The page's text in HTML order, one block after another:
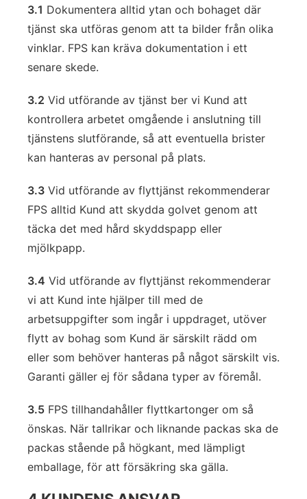
3.1 Dokumentera alltid ytan och bohaget där
tjänst ska utföras genom att ta bilder från olika
vinklar. FPS kan kräva dokumentation i ett
senare skede.
3.2 Vid utförande av tjänst ber vi Kund att
kontrollera arbetet omgående i anslutning till
tjänstens slutförande, så att eventuella brister
kan hanteras av personal på plats.
3.3 Vid utförande av flyttjänst rekommenderar
FPS alltid Kund att skydda golvet genom att
täcka det med hård skyddspapp eller
mjölkpapp.
3.4 Vid utförande av flyttjänst rekommenderar
vi att Kund inte hjälper till med de
arbetsuppgifter som ingår i uppdraget, utöver
flytt av bohag som Kund är särskilt rädd om
eller som behöver hanteras på något särskilt vis.
Garanti gäller ej för sådana typer av föremål.
3.5 FPS tillhandahåller flyttkartonger om så
önskas. När tallrikar och liknande packas ska de
packas stående på högkant, med lämpligt
emballage, för att försäkring ska gälla.